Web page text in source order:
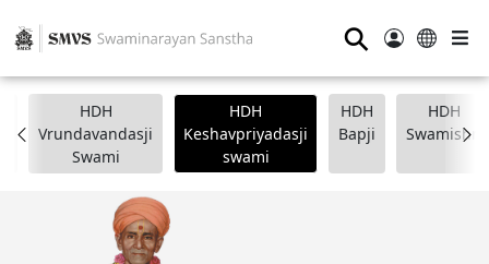
⚲
HDH
Vrundavandasji
Swami
HDH
Keshavpriyadasji
swami
HDH
Bapji
HDH
Swamishri